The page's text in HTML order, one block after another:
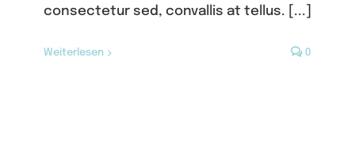
consectetur sed, convallis at tellus. [...]
Weiterlesen 0